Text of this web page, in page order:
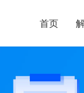
首页